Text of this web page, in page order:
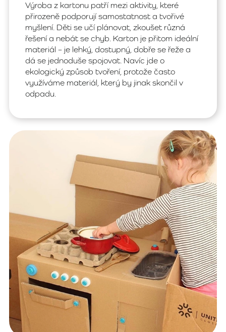
Výroba z kartonu patří mezi aktivity, které
přirozeně podporují samostatnost a tvořivé
myšlení. Děti se učí plánovat, zkoušet různá
řešení a nebát se chyb. Karton je přitom ideální
materiál – je lehký, dostupný, dobře se řeže a
dá se jednoduše spojovat. Navíc jde o
ekologický způsob tvoření, protože často
využíváme materiál, který by jinak skončil v
odpadu.